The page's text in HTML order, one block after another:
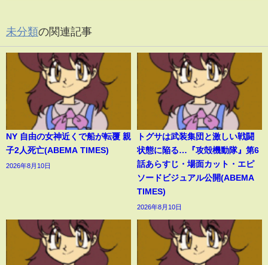
未分類の関連記事
NY 自由の女神近くで船が転覆 親
子2人死亡(ABEMA TIMES)
2026年8月10日
トグサは武装集団と激しい戦闘
状態に陥る…『攻殻機動隊』第6
話あらすじ・場面カット・エピ
ソードビジュアル公開(ABEMA
TIMES)
2026年8月10日